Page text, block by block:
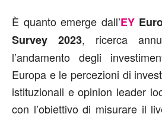
È quanto emerge dall’EY
Survey 2023, ricerca
l’andamento degli
Europa e le percezioni di
istituzionali e opinion leader
con l’obiettivo di misurare il